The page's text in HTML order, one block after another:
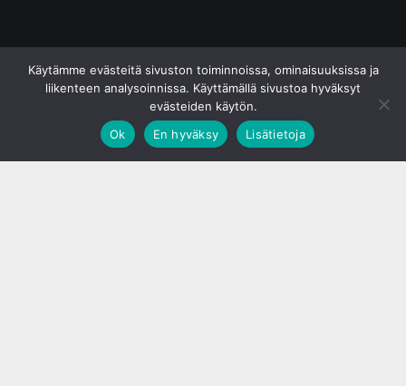
Käytämme evästeitä sivuston toiminnoissa, ominaisuuksissa ja
liikenteen analysoinnissa. Käyttämällä sivustoa hyväksyt
evästeiden käytön.
Ok
En hyväksy Lisätietoja